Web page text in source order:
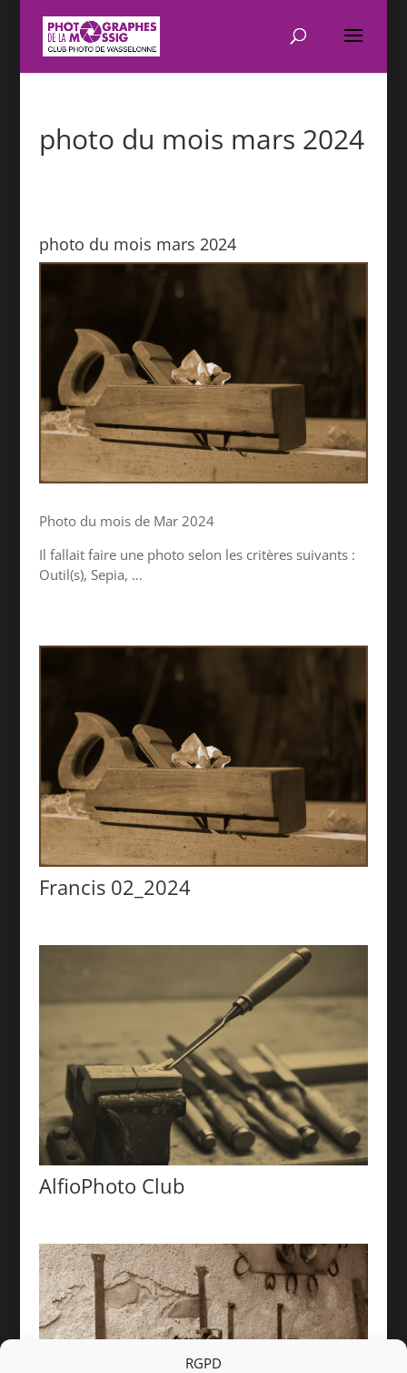
RGPD
photo du mois mars 2024
photo du mois mars 2024
Photo du mois de Mar 2024
Il fallait faire une photo selon les critères suivants :
Outil(s), Sepia, …
Francis 02_2024
AlfioPhoto Club